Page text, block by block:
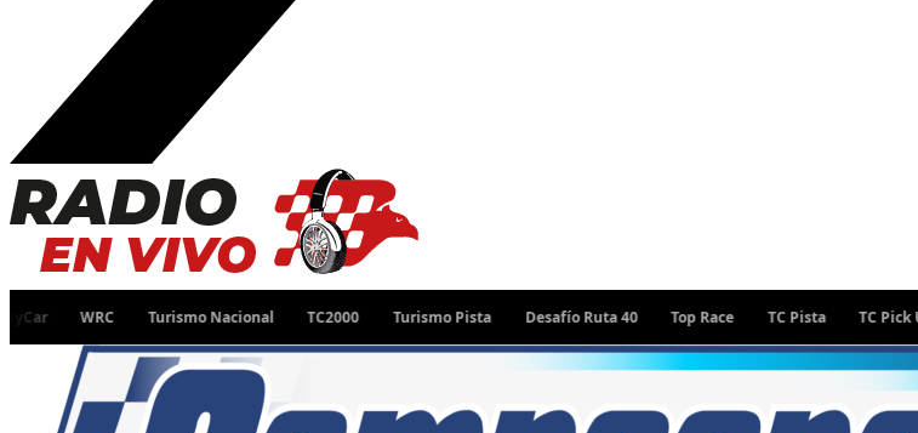
WRC Turismo Nacional TC2000 Turismo Pista Desafío Ruta 40 Top Race TC Pista TC Pick Up